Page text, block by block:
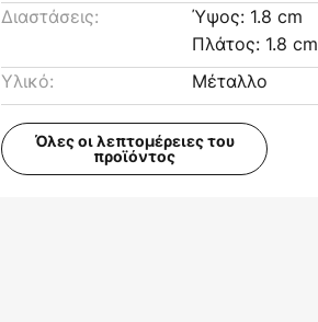
Διαστάσεις:
Ύψος: 1.8 cm
Πλάτος: 1.8 cm
Υλικό:
Μέταλλο
Όλες οι λεπτομέρειες του
προϊόντος